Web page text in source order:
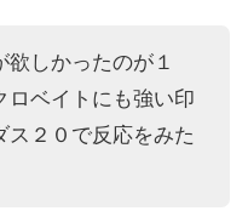
しかったのが１
ロベイトにも強い印
ス２０で反応をみた